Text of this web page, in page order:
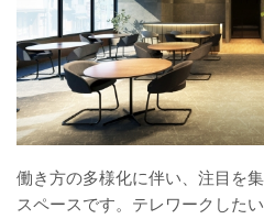
働き方の多様化に伴い、注目を
スペースです。テレワークした